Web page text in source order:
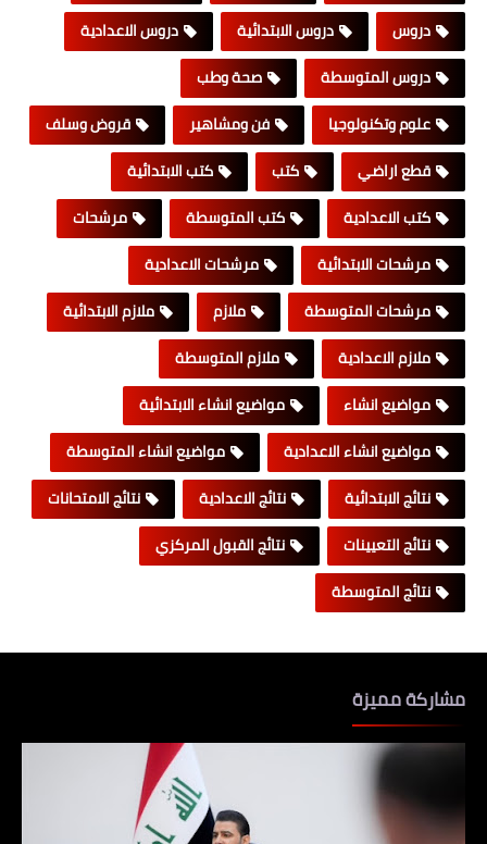
دروس
دروس الابتدائية
دروس الاعدادية
دروس المتوسطة
صحة وطب
علوم وتكنولوجيا
فن ومشاهير
قروض وسلف
قطع اراضي
كتب
كتب الابتدائية
كتب الاعدادية
كتب المتوسطة
مرشحات
مرشحات الابتدائية
مرشحات الاعدادية
مرشحات المتوسطة
ملازم
ملازم الابتدائية
ملازم الاعدادية
ملازم المتوسطة
مواضيع انشاء
مواضيع انشاء الابتدائية
مواضيع انشاء الاعدادية
مواضيع انشاء المتوسطة
نتائج الابتدائية
نتائج الاعدادية
نتائج الامتحانات
نتائج التعيينات
نتائج القبول المركزي
نتائج المتوسطة
مشاركة مميزة